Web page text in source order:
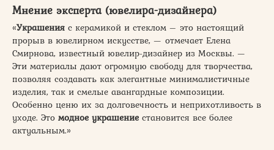
Мнение эксперта (ювелира-дизайнера)
«Украшения с керамикой и стеклом – это настоящий
прорыв в ювелирном искусстве, — отмечает Елена
Смирнова, известный ювелир-дизайнер из Москвы. —
Эти материалы дают огромную свободу для творчества,
позволяя создавать как элегантные минималистичные
изделия, так и смелые авангардные композиции.
Особенно ценю их за долговечность и неприхотливость в
уходе. Это модное украшение становится все более
актуальным.»